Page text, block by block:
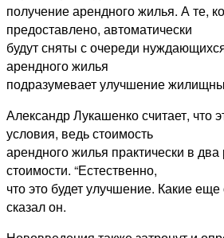
получение арендного жилья. А те,
предоставлено, автоматически
будут сняты с очереди
арендного жилья
подразумевает улучшение
Александр Лукашенко считает, что
условия, ведь стоимость
арендного жилья практически в
стоимости. “Естественно,
что это будет улучшение. Какие
сказал он.